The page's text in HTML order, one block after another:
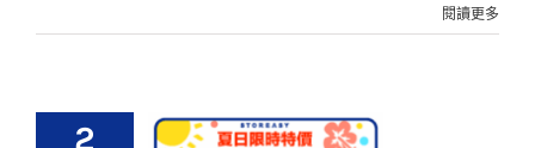
閱讀更多
2